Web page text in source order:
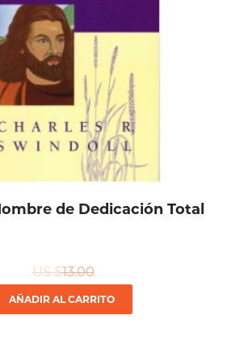
de Dedicación Total
US $13.00
AÑADIR AL CARRITO